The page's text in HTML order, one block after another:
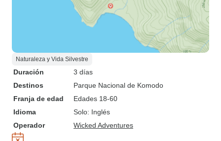
Naturaleza y Vida Silvestre
Duración
3 días
Destinos
Parque Nacional de Komodo
Franja de edad
Edades 18-60
Idioma
Solo: Inglés
Operador
Wicked Adventures